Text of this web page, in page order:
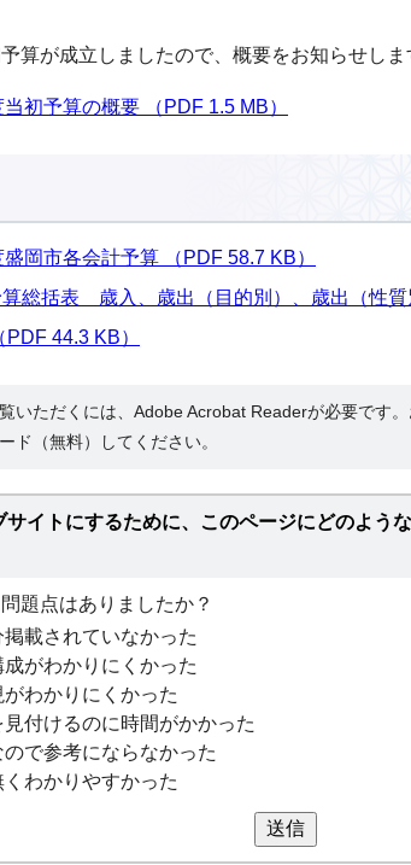
算が成立しましたので、概要をお知らせしま
初予算の概要 （PDF 1.5 MB）
岡市各会計予算 （PDF 58.7 KB）
総括表 歳入、歳出（目的別）、歳出（性質
44.3 KB）
いただくには、Adobe Acrobat Readerが必要です
ド（無料）してください。
サイトにするために、このページにどのよう
題点はありましたか？
載されていなかった
がわかりにくかった
わかりにくかった
見付けるのに時間がかかった
で参考にならなかった
わかりやすかった
送信